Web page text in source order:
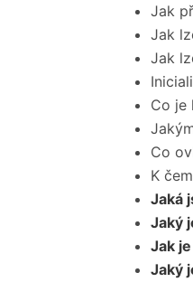
Jak
Jak
Jak
Co je
Co
K
Jaká
Jaký
Jak
Jaký